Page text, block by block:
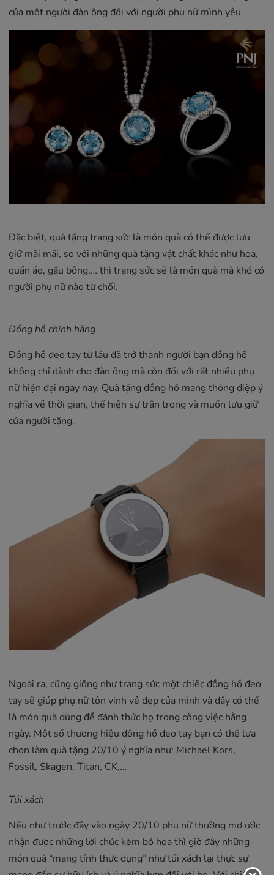
của một người đàn ông đối với người phụ nữ mình yêu.
Đặc biệt, quà tặng trang sức là món quà có thể được lưu
giữ mãi mãi, so với những quà tặng vật chất khác như hoa,
quần áo, gấu bông,… thì trang sức sẽ là món quà mà khó có
người phụ nữ nào từ chối.
Đồng hồ chính hãng
Đồng hồ đeo tay từ lâu đã trở thành người bạn đồng hồ
không chỉ dành cho đàn ông mà còn đối với rất nhiều phụ
nữ hiện đại ngày nay. Quà tặng đồng hồ mang thông điệp ý
nghĩa về thời gian, thể hiện sự trân trọng và muốn lưu giữ
của người tặng.
Ngoài ra, cũng giống như trang sức một chiếc đồng hồ đeo
tay sẽ giúp phụ nữ tôn vinh vẻ đẹp của mình và đây có thể
là món quà dùng để đánh thức họ trong công việc hằng
ngày. Một số thương hiệu đồng hồ đeo tay bạn có thể lựa
chọn làm quà tặng 20/10 ý nghĩa như: Michael Kors,
Fossil, Skagen, Titan, CK,…
Túi xách
Nếu như trước đây vào ngày 20/10 phụ nữ thường mơ ước
nhận được những lời chúc kèm bó hoa thì giờ đây những
món quà “mang tính thực dụng” như túi xách lại thực sự